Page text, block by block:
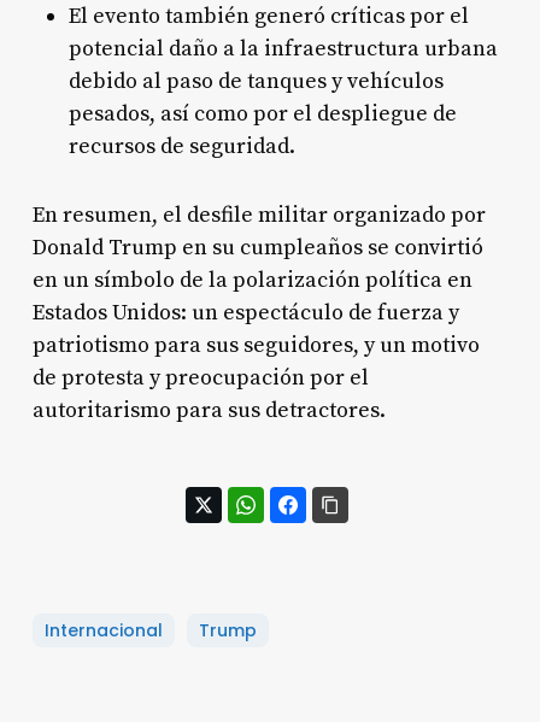
El evento también generó críticas por el
potencial daño a la infraestructura urbana
debido al paso de tanques y vehículos
pesados, así como por el despliegue de
recursos de seguridad.
En resumen, el desfile militar organizado por
Donald Trump en su cumpleaños se convirtió
en un símbolo de la polarización política en
Estados Unidos: un espectáculo de fuerza y
patriotismo para sus seguidores, y un motivo
de protesta y preocupación por el
autoritarismo para sus detractores.
Internacional Trump